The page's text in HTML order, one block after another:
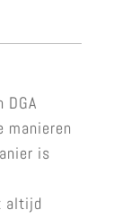
manieren
is
altijd